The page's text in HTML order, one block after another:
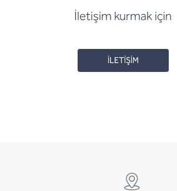
İletişim kurmak için
İLETİŞİM